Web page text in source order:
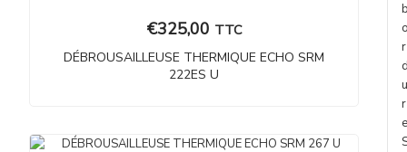
€325,00 TTC
DÉBROUSAILLEUSE THERMIQUE ECHO SRM
222ES U
r
u
r
e